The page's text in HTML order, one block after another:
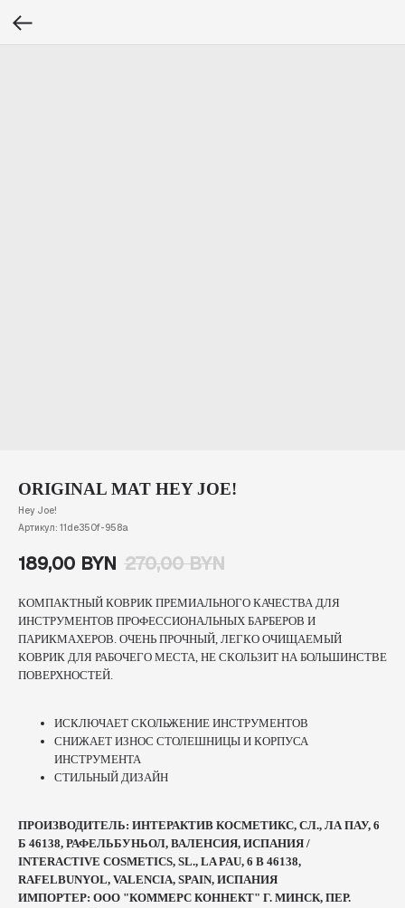
ORIGINAL MAT HEY JOE!
Hey Joe!
Артикул: 11de350f-958a
189,00 BYN 270,00 BYN
КОМПАКТНЫЙ КОВРИК ПРЕМИАЛЬНОГО КАЧЕСТВА ДЛЯ
ИНСТРУМЕНТОВ ПРОФЕССИОНАЛЬНЫХ БАРБЕРОВ И
ПАРИКМАХЕРОВ. ОЧЕНЬ ПРОЧНЫЙ, ЛЕГКО ОЧИЩАЕМЫЙ
КОВРИК ДЛЯ РАБОЧЕГО МЕСТА, НЕ СКОЛЬЗИТ НА БОЛЬШИНСТВЕ
ПОВЕРХНОСТЕЙ.
ИСКЛЮЧАЕТ СКОЛЬЖЕНИЕ ИНСТРУМЕНТОВ
СНИЖАЕТ ИЗНОС СТОЛЕШНИЦЫ И КОРПУСА
ИНСТРУМЕНТА
СТИЛЬНЫЙ ДИЗАЙН
ПРОИЗВОДИТЕЛЬ: ИНТЕРАКТИВ КОСМЕТИКС, СЛ., ЛА ПАУ, 6
Б 46138, РАФЕЛЬБУНЬОЛ, ВАЛЕНСИЯ, ИСПАНИЯ /
INTERACTIVE COSMETICS, SL., LA PAU, 6 B 46138,
RAFELBUNYOL, VALENCIA, SPAIN, ИСПАНИЯ
ИМПОРТЕР: ООО "КОММЕРС КОННЕКТ" Г. МИНСК, ПЕР.